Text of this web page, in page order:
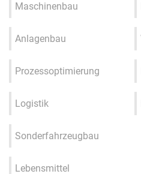
Maschinenbau
Anlagenbau
Prozessoptimierung
Logistik
Sonderfahrzeugbau
Lebensmittel